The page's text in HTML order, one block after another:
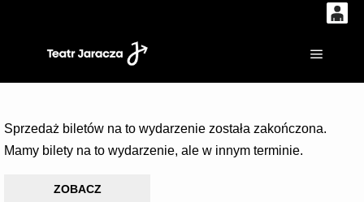
14 53
Sprzedaż biletów na to wydarzenie została zakończona.
Mamy bilety na to wydarzenie, ale w innym terminie.
ZOBACZ